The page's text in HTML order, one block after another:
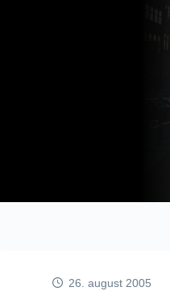
26. august 2005